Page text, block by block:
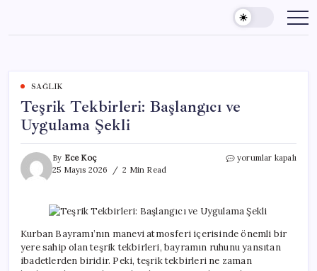
content
SAĞLIK
Teşrik Tekbirleri: Başlangıcı ve
Uygulama Şekli
By Ece Koç
25 Mayıs 2026
2 Min Read
Teşrik
Uygulama
Şekli
için
yorumlar kapalı
Kurban Bayramı’nın manevi atmosferi içerisinde önemli bir
yere sahip olan teşrik tekbirleri, bayramın ruhunu yansıtan
ibadetlerden biridir. Peki, teşrik tekbirleri ne zaman